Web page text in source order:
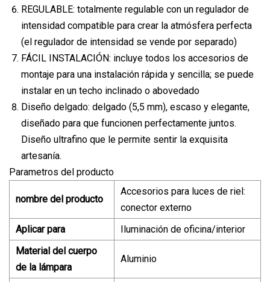
REGULABLE: totalmente regulable con un regulador de
intensidad compatible para crear la atmósfera perfecta
(el regulador de intensidad se vende por separado)
FÁCIL INSTALACIÓN: incluye todos los accesorios de
montaje para una instalación rápida y sencilla; se puede
instalar en un techo inclinado o abovedado
Diseño delgado: delgado (5,5 mm), escaso y elegante,
diseñado para que funcionen perfectamente juntos.
Diseño ultrafino que le permite sentir la exquisita
artesanía.
Parametros del producto
nombre del producto
Accesorios para luces de riel:
conector externo
Aplicar para
Iluminación de oficina/interior
Material del cuerpo
de la lámpara
Aluminio